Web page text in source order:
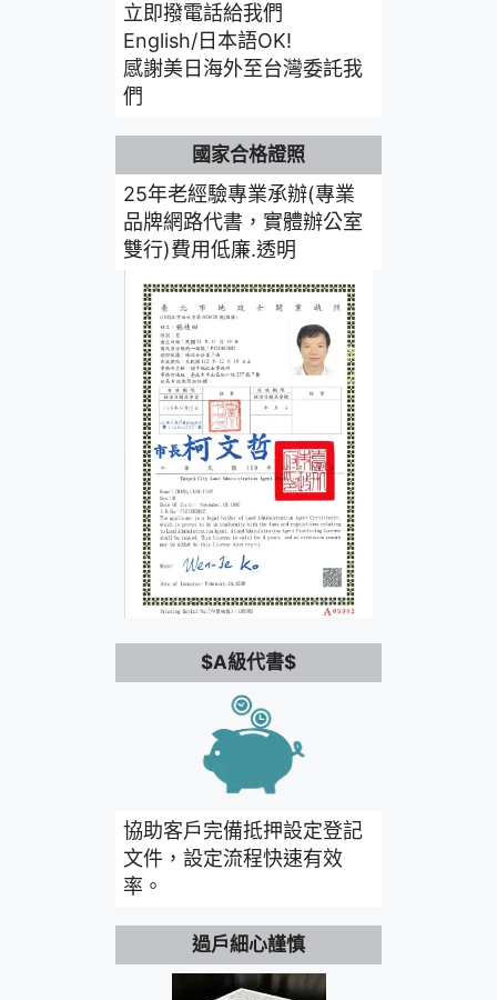
立即撥電話給我們
English/日本語OK!
感謝美日海外至台灣委託我
們
國家合格證照
25年老經驗專業承辦(專業
品牌網路代書，實體辦公室
雙行)費用低廉.透明
$A級代書$
協助客戶完備抵押設定登記
文件，設定流程快速有效
率。
過戶細心謹慎